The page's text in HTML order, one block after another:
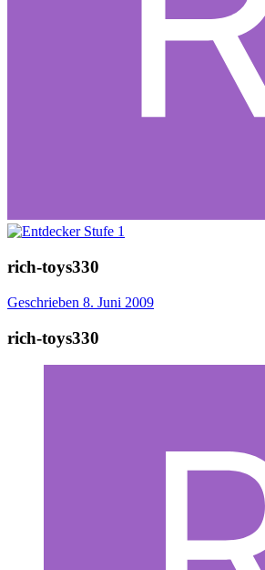
rich-toys330
Geschrieben 8. Juni 2009
rich-toys330